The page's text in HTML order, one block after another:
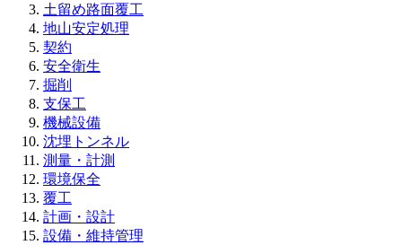
土留め路面覆工
地山安定処理
契約
安全衛生
掘削
支保工
機械設備
沈埋トンネル
測量・計測
環境保全
覆工
計画・設計
設備・維持管理